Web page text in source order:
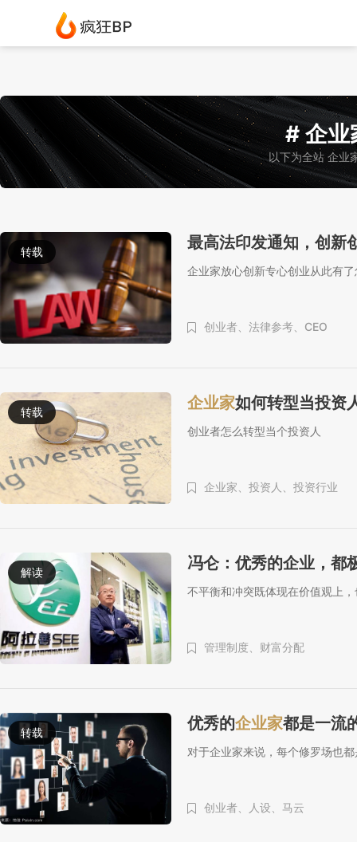
# 企业
以下为全站 企业
转载 最高法印发通知，创新
企业家放心创新专心创业从此有
创业者、 法律参考、 CEO
转载 企业家如何转型当投资
创业者怎么转型当个投资人
企业家、 投资人、 投资行业
解读 冯仑：优秀的企业，都
不平衡和冲突既体现在价值观上
管理制度、 财富分配
转载 优秀的企业家都是一流
对于企业家来说，每个修罗场也
创业者、 人设、 马云